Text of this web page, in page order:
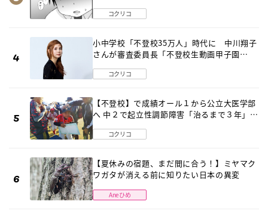
コクリコ
小中学校「不登校35万人」時代に 中川翔子
さんが審査委員長「不登校生動画甲子園
コクリコ
【不登校】で成績オール１から公立大医学部
へ 中２で起立性調節障害「治るまで３年」の
コクリコ
【夏休みの宿題、まだ間に合う！】ミヤマク
ワガタが消える前に知りたい日本の異変
Aneひめ